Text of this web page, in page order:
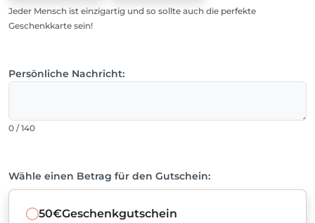
Jeder Mensch ist einzigartig und so sollte auch die perfekte
Geschenkkarte sein!
Persönliche Nachricht:
0 / 140
Wähle einen Betrag für den Gutschein:
50€Geschenkgutschein